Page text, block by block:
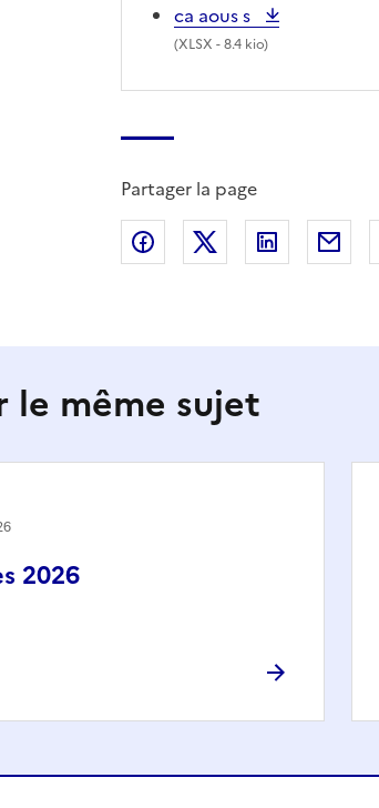
ca aous s
(XLSX - 8.4 kio)
Partager la page
Partager sur Facebook
Partager sur X
Partager
le même sujet
2026